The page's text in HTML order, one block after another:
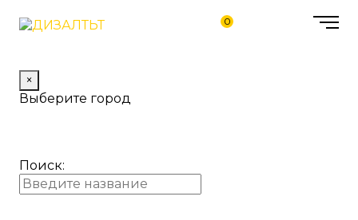
0
×
Выберите город
Поиск: